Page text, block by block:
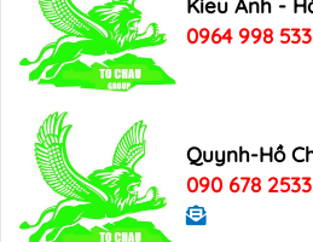
0964 998 533
Quynh-Hồ
090 678 2533